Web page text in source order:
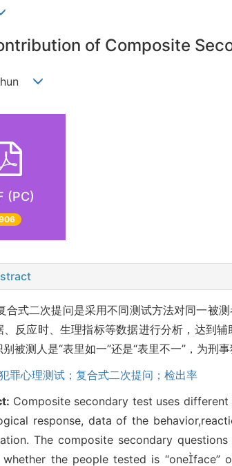
of Composite
(PC)
合式二次提问是采用不同测试方法对同一被
、反应时、生理指标等数据进行分析，达到
被测人是“表里如一”还是“表里不一”，为刑
罪心理测试；复合式二次提问；检出率
Composite secondary test uses
response, data of the
The composite secondary
the people tested is “oneface”